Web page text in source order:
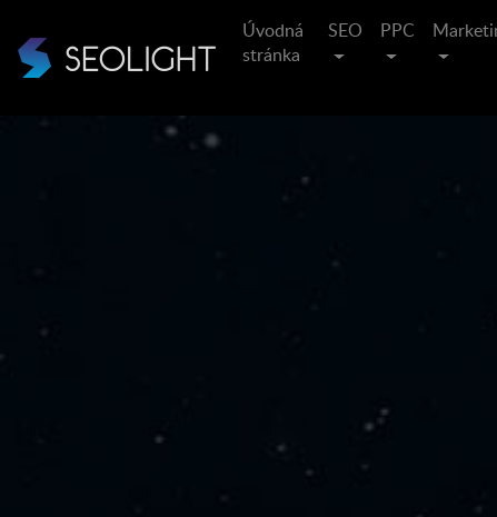
Úvodná
stránka
SEO PPC